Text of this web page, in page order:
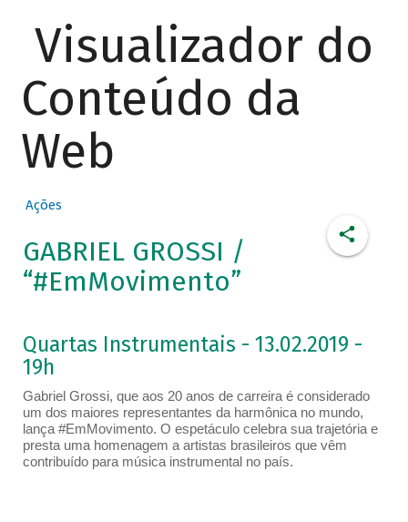
Visualizador do
Conteúdo da
Web
Ações
GABRIEL GROSSI /
“#EmMovimento”
Quartas Instrumentais - 13.02.2019 -
19h
Gabriel Grossi, que aos 20 anos de carreira é considerado
um dos maiores representantes da harmônica no mundo,
lança #EmMovimento. O espetáculo celebra sua trajetória e
presta uma homenagem a artistas brasileiros que vêm
contribuído para música instrumental no país.